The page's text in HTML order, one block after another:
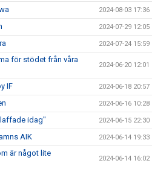
2024-08-03 17:36
2024-07-29 12:05
2024-07-24 15:59
för stödet från våra
2024-06-20 12:01
IF 2024-06-18 20:57
2024-06-16 10:28
idag" 2024-06-15 22:30
AIK 2024-06-14 19:33
är något lite
2024-06-14 16:02